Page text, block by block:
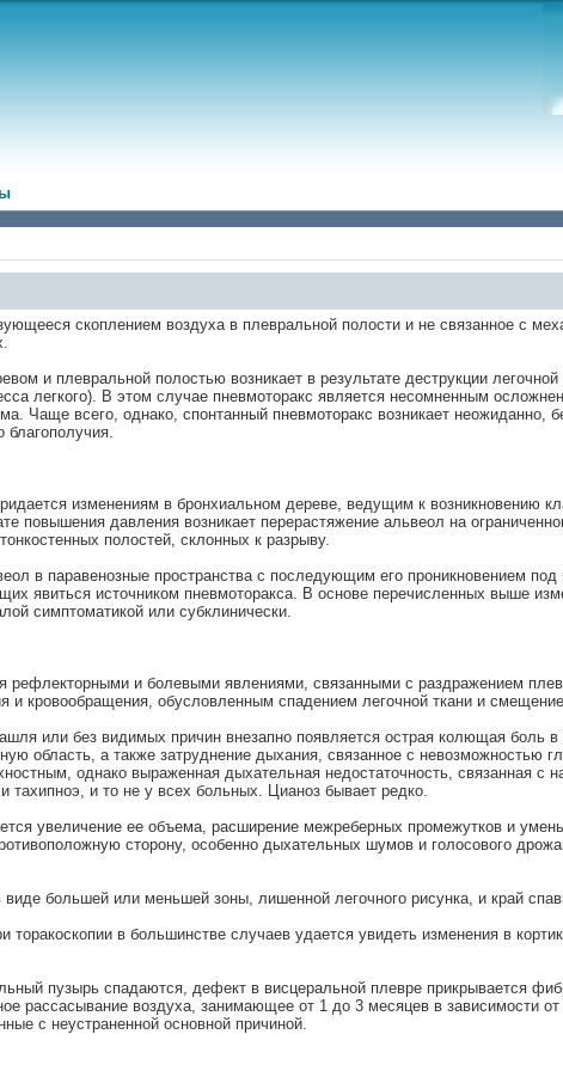
скоплением воздуха в плевральной полости и не связанное с
и плевральной полостью возникает в результате деструкции
легкого). В этом случае пневмоторакс является несомненным
Чаще всего, однако, спонтанный пневмоторакс возникает неожиданно,
благополучия.
изменениям в бронхиальном дереве, ведущим к возникновению
повышения давления возникает перерастяжение альвеол на
полостей, склонных к разрыву.
в паравенозные пространства с последующим его проникновением
явиться источником пневмоторакса. В основе перечисленных выше
симптоматикой или субклинически.
рефлекторными и болевыми явлениями, связанными с раздражением
кровообращения, обусловленным спадением легочной ткани и
или без видимых причин внезапно появляется острая колющая боль в
область, а также затруднение дыхания, связанное с невозможностью
однако выраженная дыхательная недостаточность, связанная с
тахипноэ, и то не у всех больных. Цианоз бывает редко.
увеличение ее объема, расширение межреберных промежутков и
сторону, особенно дыхательных шумов и голосового
большей или меньшей зоны, лишенной легочного рисунка, и край
в большинстве случаев удается увидеть изменения в
пузырь спадаются, дефект в висцеральной плевре прикрывается
рассасывание воздуха, занимающее от 1 до 3 месяцев в зависимости
с неустраненной основной причиной.